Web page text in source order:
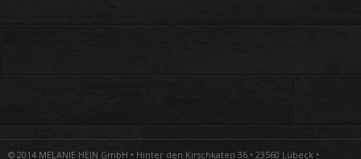
© 2014 MELANIE HEIN GmbH • Hinter den Kirschkaten 36 • 23560 Lübeck •